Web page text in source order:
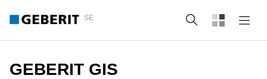
SE Sök
GEBERIT GIS